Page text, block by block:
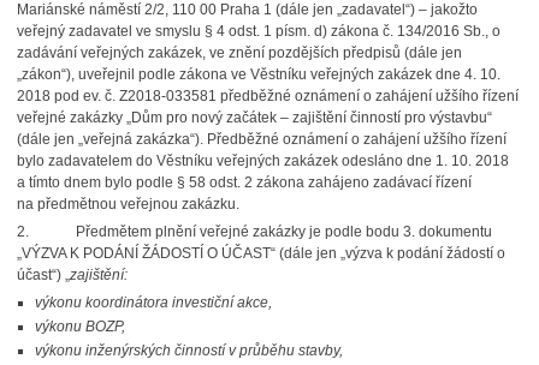
Mariánské náměstí 2/2, 110 00 Praha 1 (dále jen „zadavatel“) – jakožto
veřejný zadavatel ve smyslu § 4 odst. 1 písm. d) zákona č. 134/2016 Sb., o
zadávání veřejných zakázek, ve znění pozdějších předpisů (dále jen
„zákon“), uveřejnil podle zákona ve Věstníku veřejných zakázek dne 4. 10.
2018 pod ev. č. Z2018-033581 předběžné oznámení o zahájení užšího řízení
veřejné zakázky „Dům pro nový začátek – zajištění činností pro výstavbu“
(dále jen „veřejná zakázka“). Předběžné oznámení o zahájení užšího řízení
bylo zadavatelem do Věstníku veřejných zakázek odesláno dne 1. 10. 2018
a tímto dnem bylo podle § 58 odst. 2 zákona zahájeno zadávací řízení
na předmětnou veřejnou zakázku.
2. Předmětem plnění veřejné zakázky je podle bodu 3. dokumentu
„VÝZVA K PODÁNÍ ŽÁDOSTÍ O ÚČAST“ (dále jen „výzva k podání žádostí o
účast“) „zajištění:
výkonu koordinátora investiční akce,
výkonu BOZP,
výkonu inženýrských činností v průběhu stavby,